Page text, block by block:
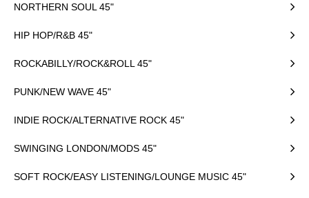
NORTHERN SOUL 45"
HIP HOP/R&B 45"
ROCKABILLY/ROCK&ROLL 45"
PUNK/NEW WAVE 45"
INDIE ROCK/ALTERNATIVE ROCK 45"
SWINGING LONDON/MODS 45"
SOFT ROCK/EASY LISTENING/LOUNGE MUSIC 45"